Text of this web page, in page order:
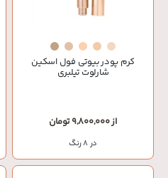
کرم پودر بیوتی فول اسکین
شارلوت تیلبری
از 9,800,000 تومان
در 8 رنگ